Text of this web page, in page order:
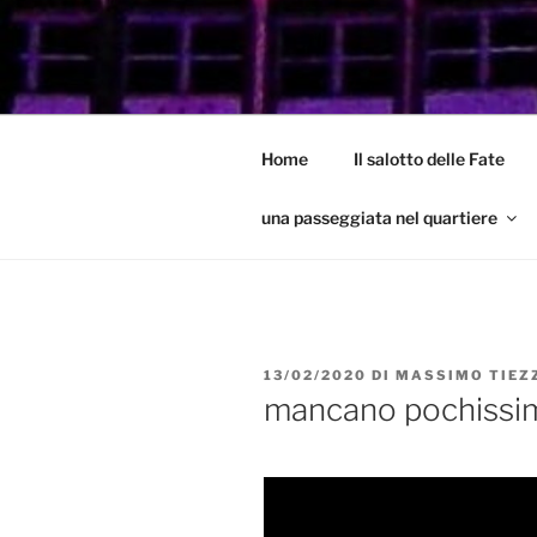
Salta
contenuto
Un Blog sul quartiere della
Home Il salotto delle Fate
una passeggiata nel quartiere
PUBBLICATO
13/02/2020 DI MASSIMO
mancano